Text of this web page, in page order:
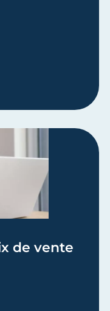
D'ENTREPRISE -
de vente